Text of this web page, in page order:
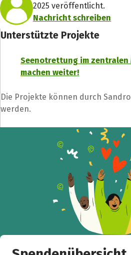
2025 veröffentlicht.
Nachricht schreiben
Unterstützte Projekte
Seenotrettung im zentralen
machen weiter!
Die Projekte können durch
werden.